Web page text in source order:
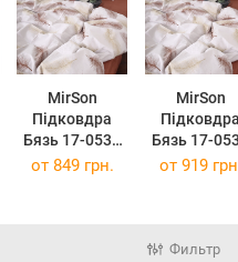
MirSon
Підковдра
Бязь 17-0537
Emily 143 x 210
MirSon
Бязь 17-
Emily 160 x
от 849 грн. от 919
Фильтр